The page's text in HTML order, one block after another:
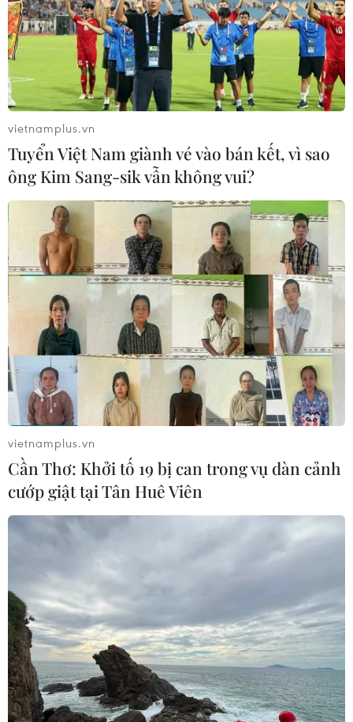
vietnamplus.vn
Tuyển Việt Nam giành vé vào bán kết, vì sao
ông Kim Sang-sik vẫn không vui?
vietnamplus.vn
Cần Thơ: Khởi tố 19 bị can trong vụ dàn cảnh
cướp giật tại Tân Huê Viên